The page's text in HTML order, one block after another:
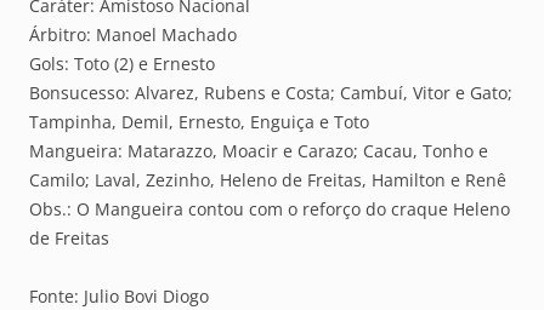
Caráter: Amistoso Nacional
Árbitro: Manoel Machado
Gols: Toto (2) e Ernesto
Bonsucesso: Alvarez, Rubens e Costa; Cambuí, Vitor e Gato;
Tampinha, Demil, Ernesto, Enguiça e Toto
Mangueira: Matarazzo, Moacir e Carazo; Cacau, Tonho e
Camilo; Laval, Zezinho, Heleno de Freitas, Hamilton e Renê
Obs.: O Mangueira contou com o reforço do craque Heleno
de Freitas
Fonte: Julio Bovi Diogo